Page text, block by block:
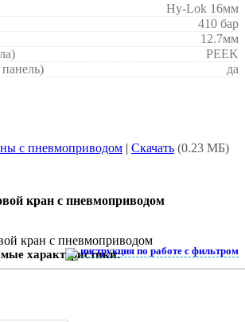
Hy-Lok 16мм
410 бар
12.7мм
PEEK
да
с пневмоприводом | Скачать (0.23 МБ)
кран с пневмоприводом
кран с пневмоприводом
характеристики:инструкция по работе с фильтром